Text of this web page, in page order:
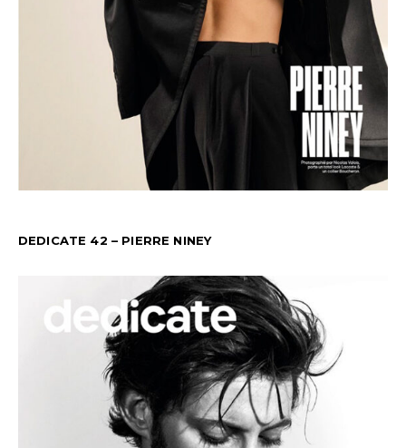
DEDICATE 42 – PIERRE NINEY